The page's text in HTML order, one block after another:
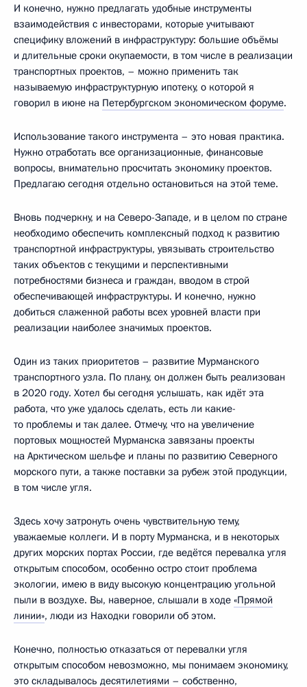
И конечно, нужно предлагать удобные инструменты
взаимодействия с инвесторами, которые учитывают
специфику вложений в инфраструктуру: большие объёмы
и длительные сроки окупаемости, в том числе в реализации
транспортных проектов, – можно применить так
называемую инфраструктурную ипотеку, о которой я
говорил в июне на Петербургском экономическом форуме.
Использование такого инструмента – это новая практика.
Нужно отработать все организационные, финансовые
вопросы, внимательно просчитать экономику проектов.
Предлагаю сегодня отдельно остановиться на этой теме.
Вновь подчеркну, и на Северо-Западе, и в целом по стране
необходимо обеспечить комплексный подход к развитию
транспортной инфраструктуры, увязывать строительство
таких объектов с текущими и перспективными
потребностями бизнеса и граждан, вводом в строй
обеспечивающей инфраструктуры. И конечно, нужно
добиться слаженной работы всех уровней власти при
реализации наиболее значимых проектов.
Один из таких приоритетов – развитие Мурманского
транспортного узла. По плану, он должен быть реализован
в 2020 году. Хотел бы сегодня услышать, как идёт эта
работа, что уже удалось сделать, есть ли какие-
то проблемы и так далее. Отмечу, что на увеличение
портовых мощностей Мурманска завязаны проекты
на Арктическом шельфе и планы по развитию Северного
морского пути, а также поставки за рубеж этой продукции,
в том числе угля.
Здесь хочу затронуть очень чувствительную тему,
уважаемые коллеги. И в порту Мурманска, и в некоторых
других морских портах России, где ведётся перевалка угля
открытым способом, особенно остро стоит проблема
экологии, имею в виду высокую концентрацию угольной
пыли в воздухе. Вы, наверное, слышали в ходе «Прямой
линии», люди из Находки говорили об этом.
Конечно, полностью отказаться от перевалки угля
открытым способом невозможно, мы понимаем экономику,
это складывалось десятилетиями – собственно,